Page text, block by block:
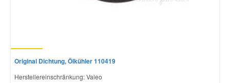
Original Dichtung, Ölkühler 110419
Herstellereinschränkung: Valeo